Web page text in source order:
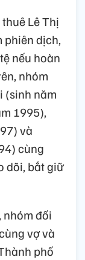
Lê Thị
phiên dịch,
nếu hoàn
nhóm
(sinh năm
1995),
và
cùng
dõi, bắt giữ
nhóm đối
vợ và
phố